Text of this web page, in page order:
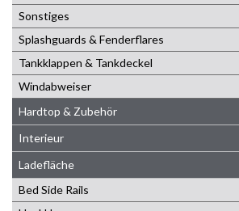
Sonstiges
Splashguards & Fenderflares
Tankklappen & Tankdeckel
Windabweiser
Hardtop & Zubehör
Interieur
Ladefläche
Bed Side Rails